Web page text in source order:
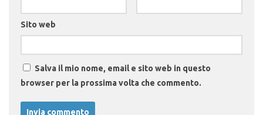
Sito web
Salva il mio nome, email e sito web in questo
browser per la prossima volta che commento.